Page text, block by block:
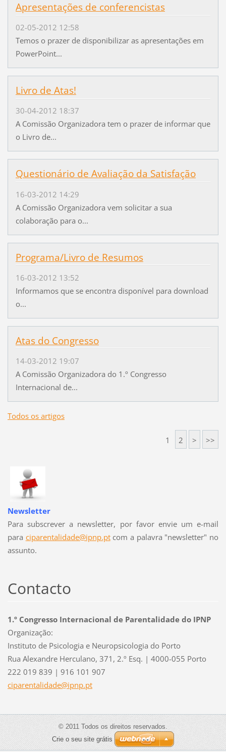
Apresentações de conferencistas
02-05-2012 12:58
Temos o prazer de disponibilizar as apresentações em
PowerPoint...
Livro de Atas!
30-04-2012 18:37
A Comissão Organizadora tem o prazer de informar que
o Livro de...
Questionário de Avaliação da Satisfação
16-03-2012 14:29
A Comissão Organizadora vem solicitar a sua
colaboração para o...
Programa/Livro de Resumos
16-03-2012 13:52
Informamos que se encontra disponível para download
o...
Atas do Congresso
14-03-2012 19:07
A Comissão Organizadora do 1.º Congresso
Internacional de...
Todos os artigos
1 2 > >>
Newsletter
Para subscrever a newsletter, por favor envie um e-mail
para ciparentalidade@ipnp.ptcom a palavra "newsletter" no
assunto.
Contacto
1.º Congresso Internacional de Parentalidade do IPNP
Organização:
Instituto de Psicologia e Neuropsicologia do Porto
Rua Alexandre Herculano, 371, 2.º Esq. | 4000-055 Porto
222 019 839 | 916 101 907
ciparentalidade@ipnp.pt
© 2011 Todos os direitos reservados.
Crie o seu site grátis